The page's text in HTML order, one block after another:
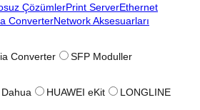
ÇözümlerPrint ServerEthernet
ConverterNetwork Aksesuarları
Converter
SFP Moduller
Dahua HUAWEI eKit
LONGLINE